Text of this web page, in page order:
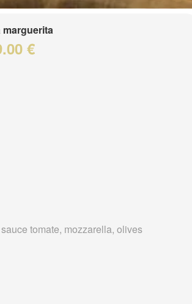
marguerita
€
tomate, mozzarella, olives